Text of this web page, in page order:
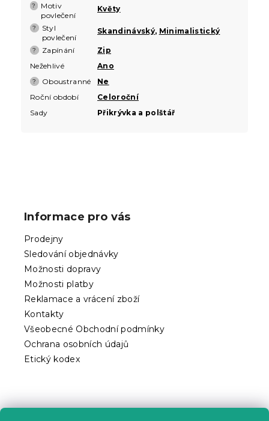
?
Motiv
povlečení
Květy
?
Styl
povlečení
Skandinávský, Minimalistický
? Zapínání
Zip
Nežehlivé
Ano
? Oboustranné
Ne
Roční období
Celoroční
Sady
Přikrývka a polštář
Informace pro vás
Prodejny
Sledování objednávky
Možnosti dopravy
Možnosti platby
Reklamace a vrácení zboží
Kontakty
Všeobecné Obchodní podmínky
Ochrana osobních údajů
Etický kodex